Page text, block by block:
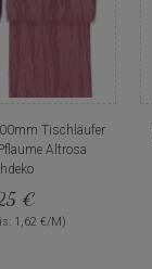
Tischläufer
Altrosa
€
1,62 €/M)